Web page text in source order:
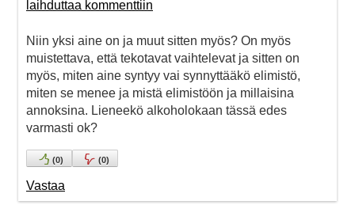
laihduttaa kommenttiin
Niin yksi aine on ja muut sitten myös? On myös
muistettava, että tekotavat vaihtelevat ja sitten on
myös, miten aine syntyy vai synnyttääkö elimistö,
miten se menee ja mistä elimistöön ja millaisina
annoksina. Lieneekö alkoholokaan tässä edes
varmasti ok?
(0) (0)
Vastaa